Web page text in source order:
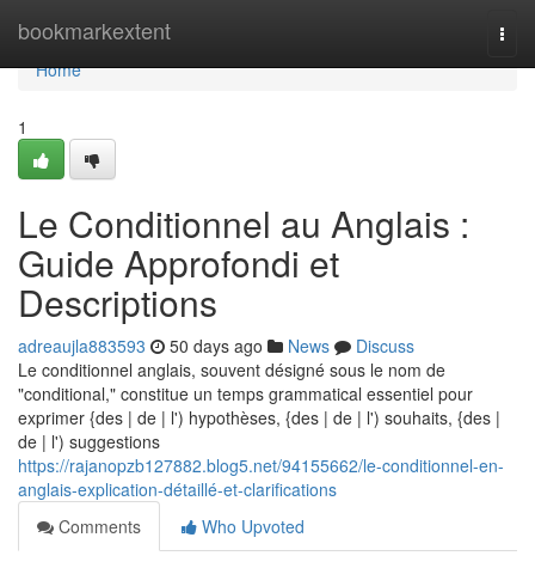
bookmarkextent
Home
Home
1
Le Conditionnel au Anglais :
Guide Approfondi et
Descriptions
adreaujla883593 50 days ago News
Discuss
Le conditionnel anglais, souvent désigné sous le nom de
"conditional," constitue un temps grammatical essentiel pour
exprimer {des | de | l') hypothèses, {des | de | l') souhaits, {des |
de | l') suggestions
https://rajanopzb127882.blog5.net/94155662/le-conditionnel-en-
anglais-explication-détaillé-et-clarifications
Comments
Who Upvoted